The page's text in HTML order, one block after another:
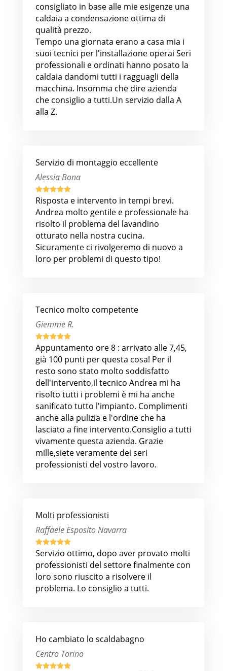
consigliato in base alle mie esigenze una
caldaia a condensazione ottima di
qualità prezzo.
Tempo una giornata erano a casa mia i
suoi tecnici per l'installazione operai Seri
professionali e ordinati hanno posato la
caldaia dandomi tutti i ragguagli della
macchina. Insomma che dire azienda
che consiglio a tutti.Un servizio dalla A
alla Z.
Servizio di montaggio eccellente
Alessia Bona

Risposta e intervento in tempi brevi.
Andrea molto gentile e professionale ha
risolto il problema del lavandino
otturato nella nostra cucina.
Sicuramente ci rivolgeremo di nuovo a
loro per problemi di questo tipo!
Tecnico molto competente
Giemme R.

Appuntamento ore 8 : arrivato alle 7,45,
già 100 punti per questa cosa! Per il
resto sono stato molto soddisfatto
dell'intervento,il tecnico Andrea mi ha
risolto tutti i problemi è mi ha anche
sanificato tutto l'impianto. Complimenti
anche alla pulizia e l'ordine che ha
lasciato a fine intervento.Consiglio a tutti
vivamente questa azienda. Grazie
mille,siete veramente dei seri
professionisti del vostro lavoro.
Molti professionisti
Raffaele Esposito Navarra

Servizio ottimo, dopo aver provato molti
professionisti del settore finalmente con
loro sono riuscito a risolvere il
problema. Lo consiglio a tutti.
Ho cambiato lo scaldabagno
Centro Torino
